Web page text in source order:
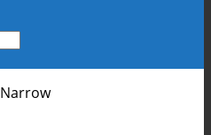
Narrow